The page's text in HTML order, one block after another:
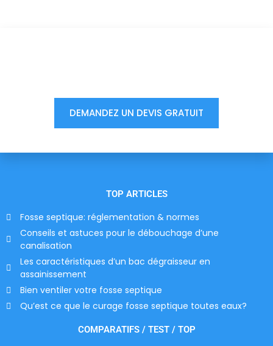
DEMANDEZ UN DEVIS GRATUIT
TOP ARTICLES
Fosse septique: réglementation & normes
Conseils et astuces pour le débouchage d’une
canalisation
Les caractéristiques d’un bac dégraisseur en
assainissement
Bien ventiler votre fosse septique
Qu’est ce que le curage fosse septique toutes eaux?
COMPARATIFS / TEST / TOP